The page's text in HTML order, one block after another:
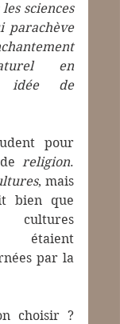
sciences
parachève
en
idée de
pour
religion.
, mais
bien que
étaient
par la
choisir ?